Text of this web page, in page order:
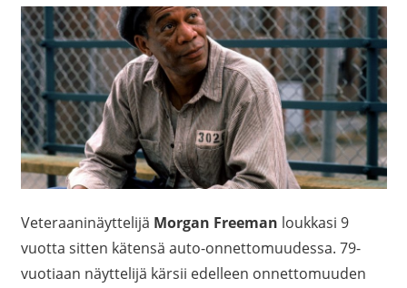
Veteraaninäyttelijä Morgan Freeman loukkasi 9
vuotta sitten kätensä auto-onnettomuudessa. 79-
vuotiaan näyttelijä kärsii edelleen onnettomuuden